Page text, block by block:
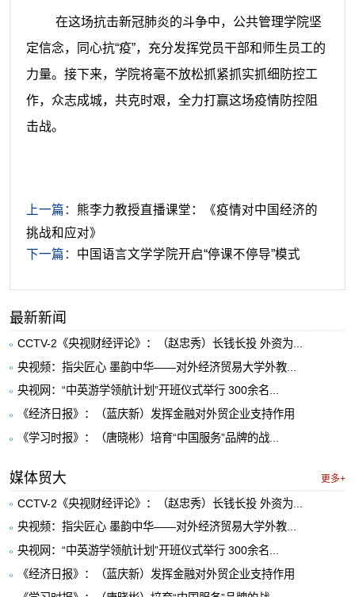
在这场抗击新冠肺炎的斗争中，公共管理学院坚
定信念，同心抗“疫”，充分发挥党员干部和师生员工的
力量。接下来，学院将毫不放松抓紧抓实抓细防控工
作，众志成城，共克时艰，全力打赢这场疫情防控阻
击战。
上一篇： 熊李力教授直播课堂：《疫情对中国经济的
挑战和应对》
下一篇： 中国语言文学学院开启“停课不停导”模式
最新新闻
CCTV-2《央视财经评论》：（赵忠秀）长钱长投 外资为...
央视频：指尖匠心 墨韵中华——对外经济贸易大学外教...
央视网：“中英游学领航计划”开班仪式举行 300余名...
《经济日报》：（蓝庆新）发挥金融对外贸企业支持作用
《学习时报》：（唐晓彬）培育“中国服务”品牌的战...
媒体贸大 更多+
CCTV-2《央视财经评论》：（赵忠秀）长钱长投 外资为...
央视频：指尖匠心 墨韵中华——对外经济贸易大学外教...
央视网：“中英游学领航计划”开班仪式举行 300余名...
《经济日报》：（蓝庆新）发挥金融对外贸企业支持作用